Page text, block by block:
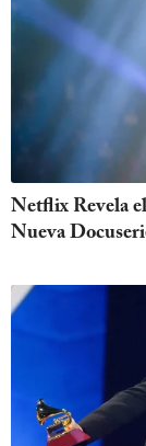
Netflix Revela
Nueva